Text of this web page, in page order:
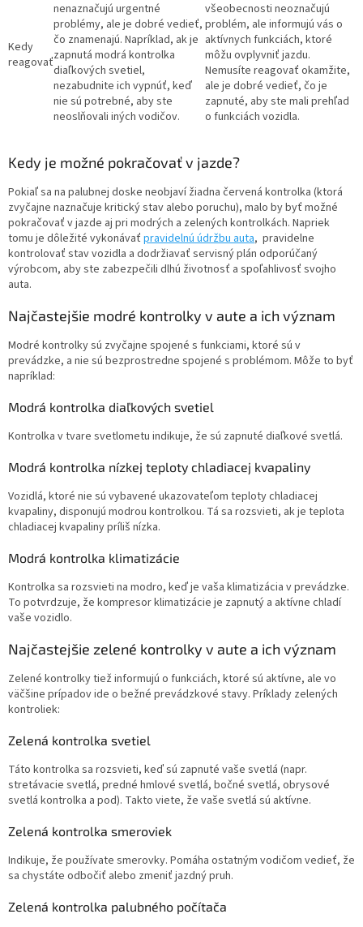
Kedy
reagovať
nenaznačujú urgentné
problémy, ale je dobré vedieť,
čo znamenajú. Napríklad, ak je
zapnutá modrá kontrolka
diaľkových svetiel,
nezabudnite ich vypnúť, keď
nie sú potrebné, aby ste
neoslňovali iných vodičov.
všeobecnosti neoznačujú
problém, ale informujú vás o
aktívnych funkciách, ktoré
môžu ovplyvniť jazdu.
Nemusíte reagovať okamžite,
ale je dobré vedieť, čo je
zapnuté, aby ste mali prehľad
o funkciách vozidla.
Kedy je možné pokračovať v jazde?
Pokiaľ sa na palubnej doske neobjaví žiadna červená kontrolka (ktorá
zvyčajne naznačuje kritický stav alebo poruchu), malo by byť možné
pokračovať v jazde aj pri modrých a zelených kontrolkách. Napriek
tomu je dôležité vykonávať pravidelnú údržbu auta, pravidelne
kontrolovať stav vozidla a dodržiavať servisný plán odporúčaný
výrobcom, aby ste zabezpečili dlhú životnosť a spoľahlivosť svojho
auta.
Najčastejšie modré kontrolky v aute a ich význam
Modré kontrolky sú zvyčajne spojené s funkciami, ktoré sú v
prevádzke, a nie sú bezprostredne spojené s problémom. Môže to byť
napríklad:
Modrá kontrolka diaľkových svetiel
Kontrolka v tvare svetlometu indikuje, že sú zapnuté diaľkové svetlá.
Modrá kontrolka nízkej teploty chladiacej kvapaliny
Vozidlá, ktoré nie sú vybavené ukazovateľom teploty chladiacej
kvapaliny, disponujú modrou kontrolkou. Tá sa rozsvieti, ak je teplota
chladiacej kvapaliny príliš nízka.
Modrá kontrolka klimatizácie
Kontrolka sa rozsvieti na modro, keď je vaša klimatizácia v prevádzke.
To potvrdzuje, že kompresor klimatizácie je zapnutý a aktívne chladí
vaše vozidlo.
Najčastejšie zelené kontrolky v aute a ich význam
Zelené kontrolky tiež informujú o funkciách, ktoré sú aktívne, ale vo
väčšine prípadov ide o bežné prevádzkové stavy. Príklady zelených
kontroliek:
Zelená kontrolka svetiel
Táto kontrolka sa rozsvieti, keď sú zapnuté vaše svetlá (napr.
stretávacie svetlá, predné hmlové svetlá, bočné svetlá, obrysové
svetlá kontrolka a pod). Takto viete, že vaše svetlá sú aktívne.
Zelená kontrolka smeroviek
Indikuje, že používate smerovky. Pomáha ostatným vodičom vedieť, že
sa chystáte odbočiť alebo zmeniť jazdný pruh.
Zelená kontrolka palubného počítača